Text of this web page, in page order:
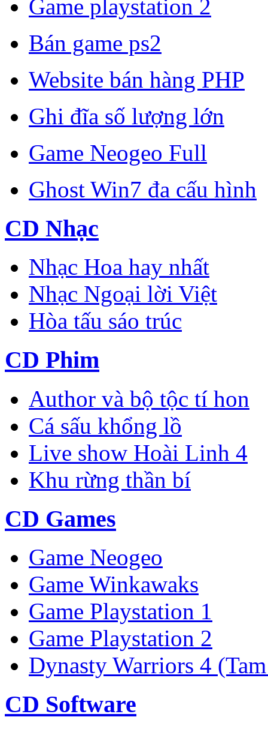
Game playstation 2
Bán game ps2
Website bán hàng PHP
Ghi đĩa số lượng lớn
Game Neogeo Full
Ghost Win7 đa cấu hình
CD Nhạc
Nhạc Hoa hay nhất
Nhạc Ngoại lời Việt
Hòa tấu sáo trúc
CD Phim
Author và bộ tộc tí hon
Cá sấu khổng lồ
Live show Hoài Linh 4
Khu rừng thần bí
CD Games
Game Neogeo
Game Winkawaks
Game Playstation 1
Game Playstation 2
Dynasty Warriors 4
CD Software